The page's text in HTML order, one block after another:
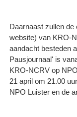
Daarnaast zullen
website) van KRO-
aandacht besteden
Pausjournaal' is
KRO-NCRV op
21 april om 21.00
NPO Luister en de